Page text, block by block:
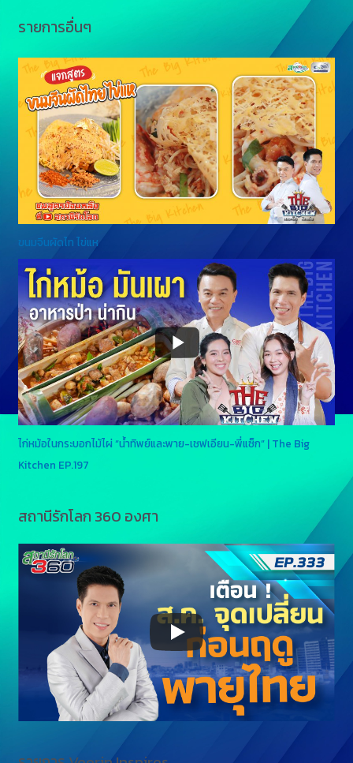
รายการอื่นๆ
ขนมจีนผัดไท ไข่แห
ไก่หม้อในกระบอกไม้ไผ่ “น้ำทิพย์และพาย-เชฟเอียน-พี่แซ็ก” | The Big
Kitchen EP.197
สถานีรักโลก 360 องศา